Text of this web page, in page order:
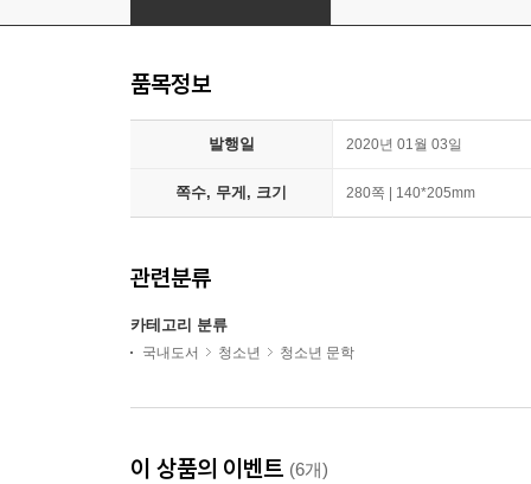
품목정보
발행일 2020년 01월 03일
쪽수, 무게, 크기 280쪽 | 140*205mm
관련분류
카테고리 분류
국내도서 청소년 청소년 문학
이 상품의 이벤트 (6개)